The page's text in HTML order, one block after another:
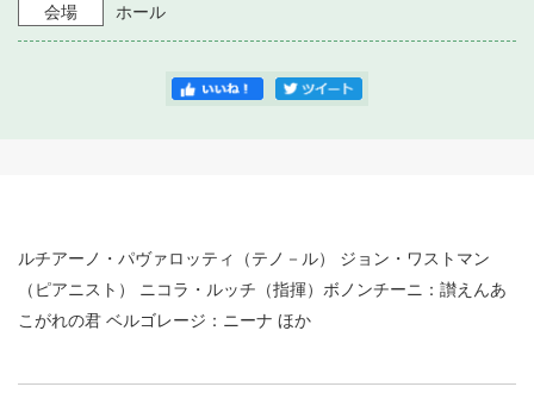
・ 芸術参与
会場
ホール
ルチアーノ・パヴァロッティ（テノ－ル） ジョン・ワストマン
（ピアニスト） ニコラ・ルッチ（指揮）ボノンチーニ：讃えんあ
こがれの君 ベルゴレージ：ニーナ ほか